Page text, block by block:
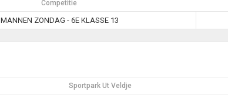
Competitie
MANNEN ZONDAG - 6E KLASSE 13
Sportpark Ut Veldje